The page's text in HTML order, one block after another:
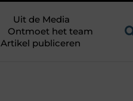
Uit de Media
Ontmoet het team
Artikel publiceren